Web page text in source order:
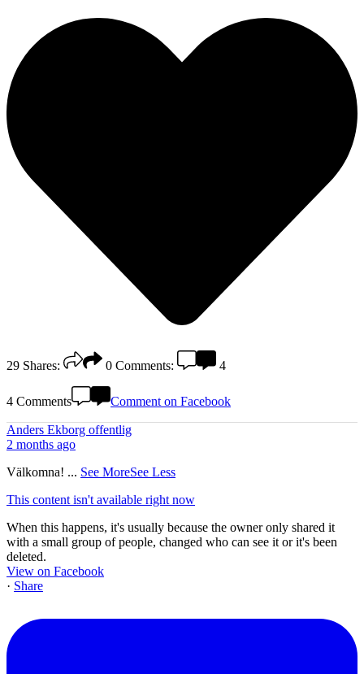
29 Shares: 0 Comments: 4
4 Comments Comment on Facebook
Anders Ekborg offentlig
2 months ago
Välkomna! ... See MoreSee Less
This content isn't available right now
When this happens, it's usually because the owner only shared it
with a small group of people, changed who can see it or it's been
deleted.
View on Facebook
· Share